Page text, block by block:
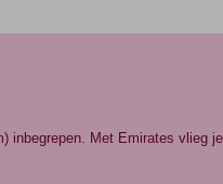
inbegrepen. Met Emirates vlieg